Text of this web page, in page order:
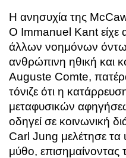
Η ανησυχία της
Ο Immanuel Kant είχε
άλλων νοημόνων
ανθρώπινη ηθική και
Auguste Comte,
τόνιζε ότι η
μεταφυσικών
οδηγεί σε κοινωνική
Carl Jung μελέτησε
μύθο,